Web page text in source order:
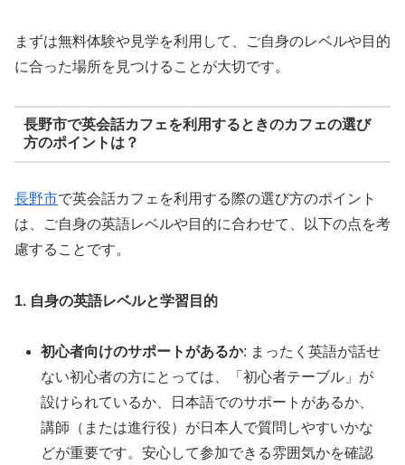
まずは無料体験や見学を利用して、ご自身のレベルや目的
に合った場所を見つけることが大切です。
長野市で英会話カフェを利用するときのカフェの選び
方のポイントは？
長野市で英会話カフェを利用する際の選び方のポイント
は、ご自身の英語レベルや目的に合わせて、以下の点を考
慮することです。
1. 自身の英語レベルと学習目的
初心者向けのサポートがあるか: まったく英語が話せ
ない初心者の方にとっては、「初心者テーブル」が
設けられているか、日本語でのサポートがあるか、
講師（または進行役）が日本人で質問しやすいかな
どが重要です。安心して参加できる雰囲気かを確認